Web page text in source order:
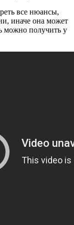
все нюансы,
иначе она может
можно получить у